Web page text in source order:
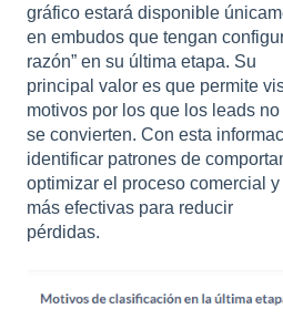
gráfico estará disponible
en embudos que tengan
razón” en su última etapa. Su
principal valor es que permite
motivos por los que los leads no
se convierten. Con esta
identificar patrones de
optimizar el proceso comercial
más efectivas para reducir
pérdidas.